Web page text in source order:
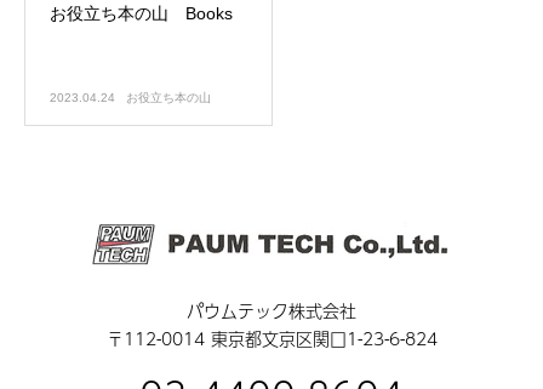
お役立ち本の山 Books
2023.04.24 お役立ち本の山
パウムテック株式会社
〒112-0014 東京都文京区関口1-23-6-824